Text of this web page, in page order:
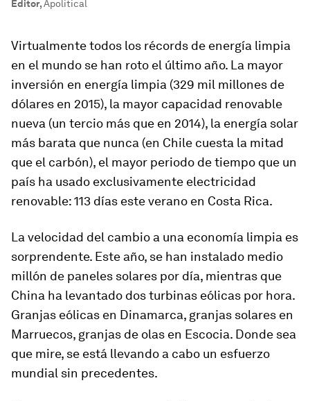
Editor,Apolitical
Virtualmente todos los récords de energía limpia
en el mundo se han roto el último año. La mayor
inversión en energía limpia (329 mil millones de
dólares en 2015), la mayor capacidad renovable
nueva (un tercio más que en 2014), la energía solar
más barata que nunca (en Chile cuesta la mitad
que el carbón), el mayor periodo de tiempo que un
país ha usado exclusivamente electricidad
renovable: 113 días este verano en Costa Rica.
La velocidad del cambio a una economía limpia es
sorprendente. Este año, se han instalado medio
millón de paneles solares por día, mientras que
China ha levantado dos turbinas eólicas por hora.
Granjas eólicas en Dinamarca, granjas solares en
Marruecos, granjas de olas en Escocia. Donde sea
que mire, se está llevando a cabo un esfuerzo
mundial sin precedentes.